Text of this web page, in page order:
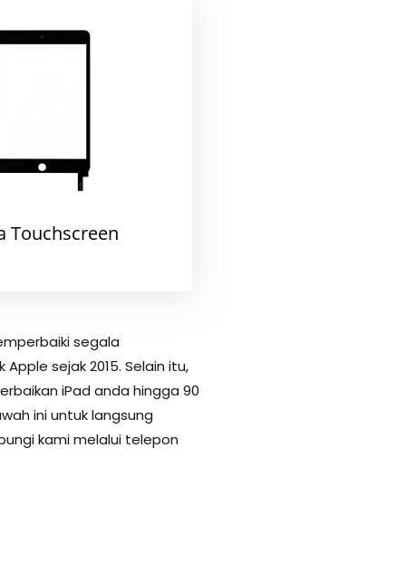
Touchscreen
segala
sejak 2015. Selain itu,
iPad anda hingga 90
ini untuk langsung
kami melalui telepon